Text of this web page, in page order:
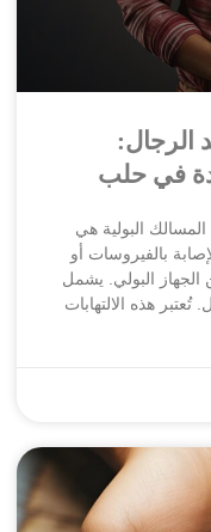
الرجال:
في حلب
المسالك البولية هي
بالفيروسات أو
الجهاز البولي. يشمل
تُعتبر هذه الالتهابات